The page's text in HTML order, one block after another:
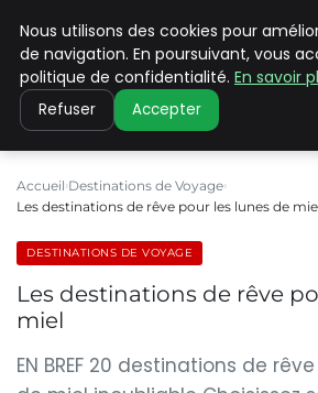
PILAT
Accueil Destinations de Voyage
Les destinations de rêve pour les lunes de
DESTINATIONS DE VOYAGE
Les destinations de rêve
miel
EN BREF 20 destinations de
Nous utilisons des cookies pour
de navigation. En poursuivant, vous
politique de confidentialité. En savoir
Refuser Accepter